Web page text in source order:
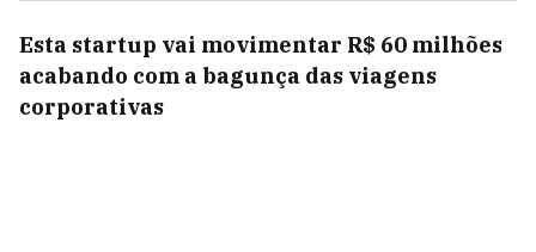
Esta startup vai movimentar R$ 60 milhões
acabando com a bagunça das viagens
corporativas